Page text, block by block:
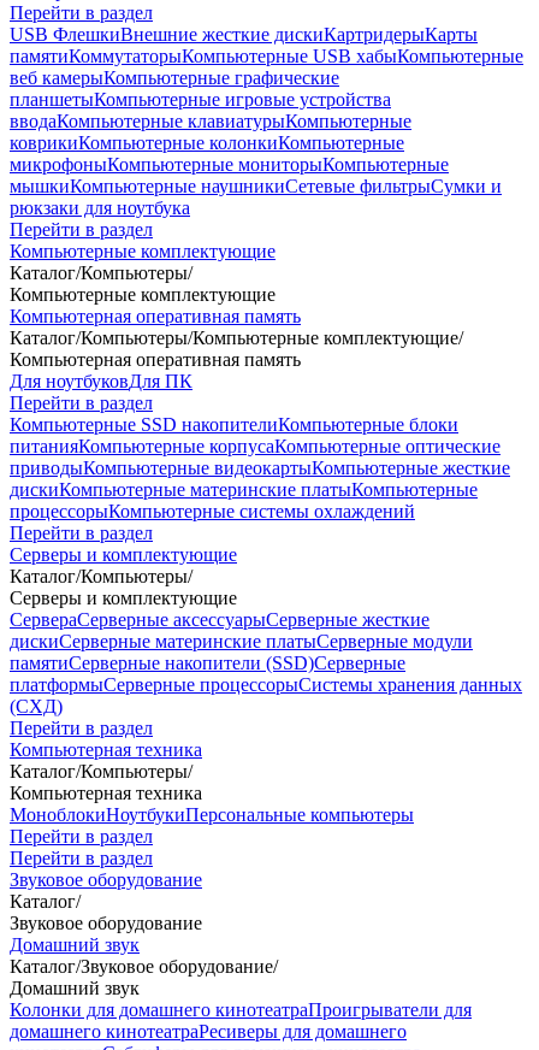
Перейти в раздел
USB ФлешкиВнешние жесткие дискиКартридерыКарты
памятиКоммутаторыКомпьютерные USB хабыКомпьютерные
веб камерыКомпьютерные графические
планшетыКомпьютерные игровые устройства
вводаКомпьютерные клавиатурыКомпьютерные
коврикиКомпьютерные колонкиКомпьютерные
микрофоныКомпьютерные мониторыКомпьютерные
мышкиКомпьютерные наушникиСетевые фильтрыСумки и
рюкзаки для ноутбука
Перейти в раздел
Компьютерные комплектующие
Каталог/Компьютеры/
Компьютерные комплектующие
Компьютерная оперативная память
Каталог/Компьютеры/Компьютерные комплектующие/
Компьютерная оперативная память
Для ноутбуковДля ПК
Перейти в раздел
Компьютерные SSD накопителиКомпьютерные блоки
питанияКомпьютерные корпусаКомпьютерные оптические
приводыКомпьютерные видеокартыКомпьютерные жесткие
дискиКомпьютерные материнские платыКомпьютерные
процессорыКомпьютерные системы охлаждений
Перейти в раздел
Серверы и комплектующие
Каталог/Компьютеры/
Серверы и комплектующие
СервераСерверные аксессуарыСерверные жесткие
дискиСерверные материнские платыСерверные модули
памятиСерверные накопители (SSD)Серверные
платформыСерверные процессорыСистемы хранения данных
(СХД)
Перейти в раздел
Компьютерная техника
Каталог/Компьютеры/
Компьютерная техника
МоноблокиНоутбукиПерсональные компьютеры
Перейти в раздел
Перейти в раздел
Звуковое оборудование
Каталог/
Звуковое оборудование
Домашний звук
Каталог/Звуковое оборудование/
Домашний звук
Колонки для домашнего кинотеатраПроигрыватели для
домашнего кинотеатраРесиверы для домашнего